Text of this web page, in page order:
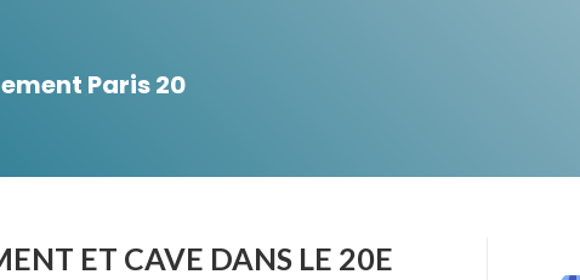
Paris 20
ET CAVE DANS LE 20E